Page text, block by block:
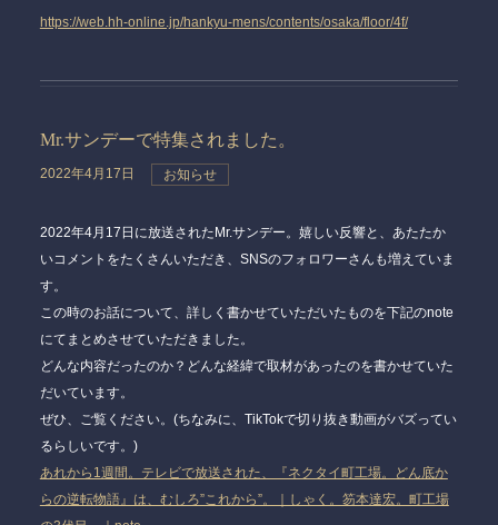
https://web.hh-online.jp/hankyu-mens/contents/osaka/floor/4f/
Mr.サンデーで特集されました。
2022年4月17日 お知らせ
2022年4月17日に放送されたMr.サンデー。嬉しい反響と、あたたか
いコメントをたくさんいただき、SNSのフォロワーさんも増えていま
す。
この時のお話について、詳しく書かせていただいたものを下記のnote
にてまとめさせていただきました。
どんな内容だったのか？どんな経緯で取材があったのを書かせていた
だいています。
ぜひ、ご覧ください。(ちなみに、TikTokで切り抜き動画がバズってい
るらしいです。)
あれから1週間。テレビで放送された、『ネクタイ町工場。どん底か
らの逆転物語』は、むしろ”これから”。｜しゃく。笏本達宏。町工場